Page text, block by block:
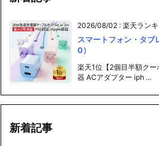
2026/08/02 楽天ラン
スマートフォン・タ
0）
楽天1位【2個目半額ク
器 ACアダプター iph ...
新着記事